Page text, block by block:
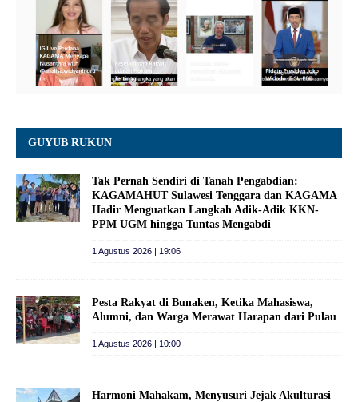
GUYUB RUKUN
Tak Pernah Sendiri di Tanah Pengabdian:
KAGAMAHUT Sulawesi Tenggara dan KAGAMA
Hadir Menguatkan Langkah Adik-Adik KKN-
PPM UGM hingga Tuntas Mengabdi
1 Agustus 2026 | 19:06
Pesta Rakyat di Bunaken, Ketika Mahasiswa,
Alumni, dan Warga Merawat Harapan dari Pulau
1 Agustus 2026 | 10:00
Harmoni Mahakam, Menyusuri Jejak Akulturasi